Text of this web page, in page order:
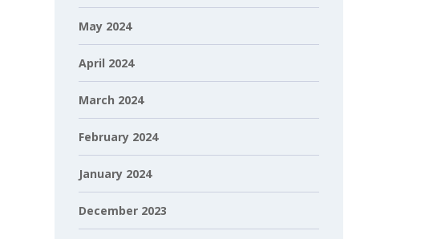
May 2024
April 2024
March 2024
February 2024
January 2024
December 2023